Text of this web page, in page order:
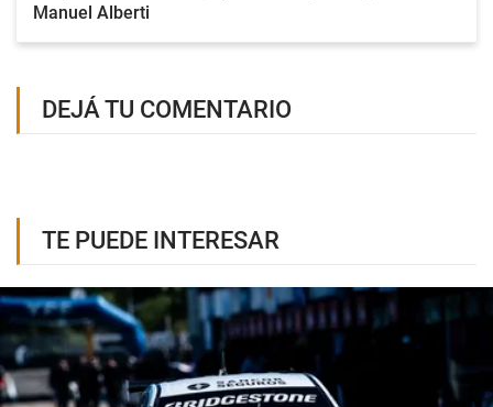
Manuel Alberti
DEJÁ TU COMENTARIO
TE PUEDE INTERESAR